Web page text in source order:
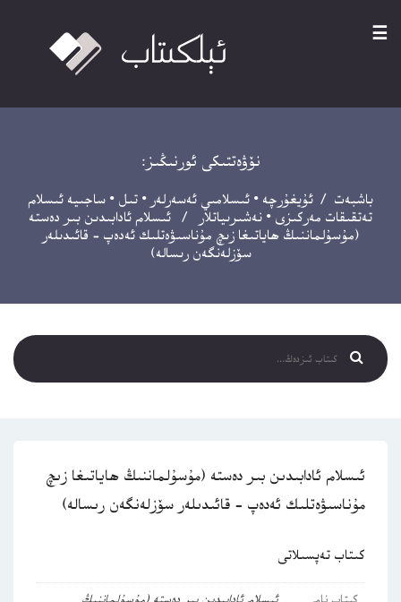
☰
نۆۋەتتىكى ئورنىڭىز:
باشبەت / ئۇيغۇرچە • ئىسلامىي ئەسەرلەر • تىل • ساجىيە ئىسلام
تەتقىقات مەركىزى • نەشىرىياتلار / ئىسلام ئادابىدىن بىر دەستە
(مۇسۇلماننىڭ ھاياتىغا زىچ مۇناسىۋەتلىك ئەدەپ – قائىدىلەر
سۆزلەنگەن رىسالە)
ئىسلام ئادابىدىن بىر دەستە (مۇسۇلماننىڭ ھاياتىغا زىچ
مۇناسىۋەتلىك ئەدەپ – قائىدىلەر سۆزلەنگەن رىسالە)
كىتاب تەپسىلاتى